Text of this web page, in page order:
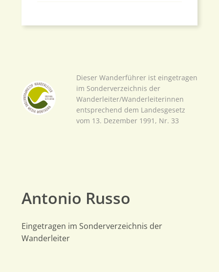
Dieser Wanderführer ist eingetragen
im Sonderverzeichnis der
Wanderleiter/Wanderleiterinnen
entsprechend dem Landesgesetz
vom 13. Dezember 1991, Nr. 33
Antonio Russo
Eingetragen im Sonderverzeichnis der
Wanderleiter